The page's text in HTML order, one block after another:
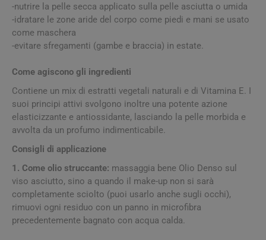
-nutrire la pelle secca applicato sulla pelle asciutta o umida
-idratare le zone aride del corpo come piedi e mani se usato
come maschera
-evitare sfregamenti (gambe e braccia) in estate.
Come agiscono gli ingredienti
Contiene un mix di estratti vegetali naturali e di Vitamina E. I
suoi principi attivi svolgono inoltre una potente azione
elasticizzante e antiossidante, lasciando la pelle morbida e
avvolta da un profumo indimenticabile.
Consigli di applicazione
1. Come olio struccante: massaggia bene Olio Denso sul
viso asciutto, sino a quando il make-up non si sarà
completamente sciolto (puoi usarlo anche sugli occhi),
rimuovi ogni residuo con un panno in microfibra
precedentemente bagnato con acqua calda.